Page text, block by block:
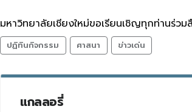
มหาวิทยาลัยเชียงใหม่ขอเรียนเชิญทุกท่านร่ว
ปฏิทินกิจกรรม ศาสนา ข่าวเด่น
แกลลอรี่